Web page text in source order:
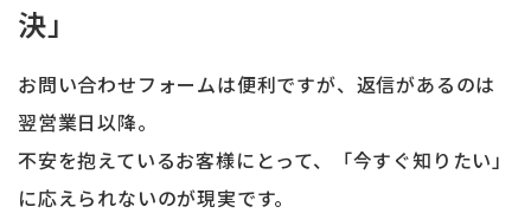
決」
お問い合わせフォームは便利ですが、返信があるのは
翌営業日以降。
不安を抱えているお客様にとって、「今すぐ知りたい」
に応えられないのが現実です。